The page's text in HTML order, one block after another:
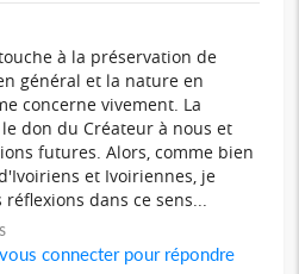
à la préservation de
général et la nature en
concerne vivement. La
don du Créateur à nous et
futures. Alors, comme bien
et Ivoiriennes, je
dans ce sens...
connecter pour répondre